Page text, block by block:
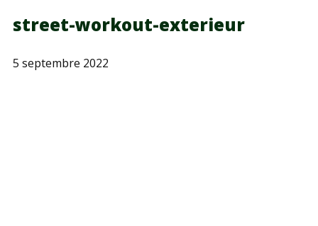
street-workout-exterieur
5 septembre 2022